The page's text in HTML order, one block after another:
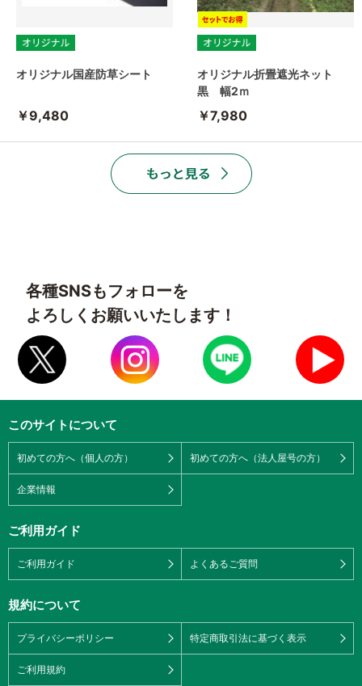
オリジナル国産防草シート
￥9,480
オリジナル折畳遮光ネット
黒 幅2ｍ
￥7,980
各種SNSもフォローを
よろしくお願いいたします！
このサイトについて
初めての方へ（個人の方） 初めての方へ（法人屋号の方）
企業情報
ご利用ガイド
ご利用ガイド よくあるご質問
規約について
プライバシーポリシー 特定商取引法に基づく表示
ご利用規約